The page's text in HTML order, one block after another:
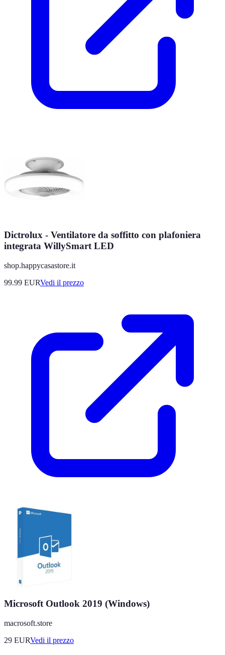
Dictrolux - Ventilatore da soffitto con plafoniera
integrata WillySmart LED
shop.happycasastore.it
99.99 EURVedi il prezzo
Microsoft Outlook 2019 (Windows)
macrosoft.store
29 EURVedi il prezzo